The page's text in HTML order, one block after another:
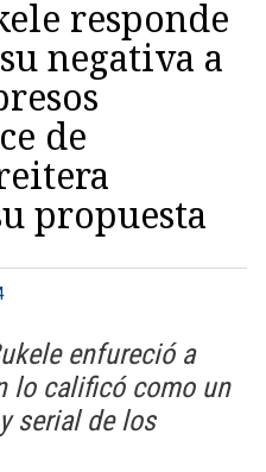
responde
negativa a
de
propuesta
enfureció a
lo calificó como un
serial de los